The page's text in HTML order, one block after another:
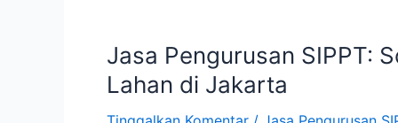
Jasa Pengurusan SIPPT:
Lahan di Jakarta
Jasa
Pengurusan
SIPPT: